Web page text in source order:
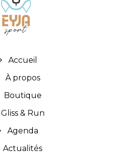
Accueil
À propos
Boutique
Gliss & Run
Agenda
Actualités